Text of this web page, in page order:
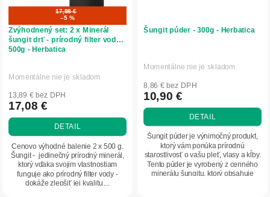
17,98 €
–5 %
Zvýhodnený set: 2 x Minerál
šungit drť - prírodný filter vody
500g - Herbatica
Momentálne nie je skladom
13,89 € bez DPH
17,08 €
DETAIL
Cenovo výhodné balenie 2 x 500 g.
Šungit - jedinečný prírodný minerál,
ktorý vďaka svojim vlastnostiam
funguje ako prírodný filter vody -
dokáže zlepšiť jej kvalitu,...
Šungit púder - 300g - Herbatica
Priemerné
hodnotenie
produktu
je
5,0
hviezdičiek.
Momentálne nie je skladom
8,86 € bez DPH
10,90 €
DETAIL
Šungit púder je výnimočný produkt,
ktorý vám ponúka prírodnú
starostlivosť o vašu pleť, vlasy a kĺby.
Tento púder je vyrobený z cenného
minerálu šungitu, ktorý obsahuje